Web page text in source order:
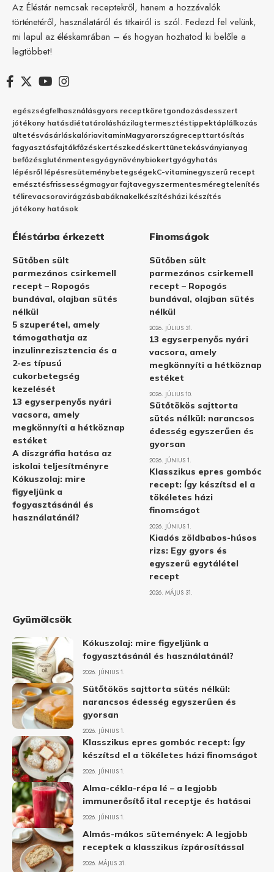
Az Éléstár nemcsak receptekről, hanem a hozzávalók
történetéről, használatáról és titkairól is szól. Fedezd fel velünk,
mi lapul az éléskamrában – és hogyan hozhatod ki belőle a
legtöbbet!
egészségfelhasználásgyors receptköretgondozásdesszert
jótékony hatásdiétatárolásházilagtermesztéstippektáplálkozás
ültetésvásárláskalóriavitaminMagyarországrecepttartósítás
fagyasztásfajtákfőzéskertészkedéskerttünetekásványianyag
befőzésgluténmentesgyógynövénybiokertgyógyhatás
lépésről lépésresüteménybetegségekC-vitaminegyszerű recept
emésztésfrissességmagyar fajtavegyszermentesméregtelenítés
télirevacsoravirágzásbabáknakelkészítésházi készítés
jótékony hatások
Éléstárba érkezett
Sütőben sült
parmezános csirkemell
recept – Ropogós
bundával, olajban sütés
nélkül
5 szuperétel, amely
támogathatja az
inzulinrezisztencia és a
2-es típusú
cukorbetegség
kezelését
13 egyserpenyős nyári
vacsora, amely
megkönnyíti a hétköznap
estéket
A diszgráfia hatása az
iskolai teljesítményre
Kókuszolaj: mire
figyeljünk a
fogyasztásánál és
használatánál?
Finomságok
Sütőben sült
parmezános csirkemell
recept – Ropogós
bundával, olajban sütés
nélkül
2026. JÚLIUS 31.
13 egyserpenyős nyári
vacsora, amely
megkönnyíti a hétköznap
estéket
2026. JÚLIUS 10.
Sütőtökös sajttorta
sütés nélkül: narancsos
édesség egyszerűen és
gyorsan
2026. JÚNIUS 1.
Klasszikus epres gombóc
recept: Így készítsd el a
tökéletes házi
finomságot
2026. JÚNIUS 1.
Kiadós zöldbabos-húsos
rizs: Egy gyors és
egyszerű egytálétel
recept
2026. MÁJUS 31.
Gyümölcsök
Kókuszolaj: mire figyeljünk a
fogyasztásánál és használatánál?
2026. JÚNIUS 1.
Sütőtökös sajttorta sütés nélkül:
narancsos édesség egyszerűen és
gyorsan
2026. JÚNIUS 1.
Klasszikus epres gombóc recept: Így
készítsd el a tökéletes házi finomságot
2026. JÚNIUS 1.
Alma-cékla-répa lé – a legjobb
immunerősítő ital receptje és hatásai
2026. JÚNIUS 1.
Almás-mákos sütemények: A legjobb
receptek a klasszikus ízpárosítással
2026. MÁJUS 31.